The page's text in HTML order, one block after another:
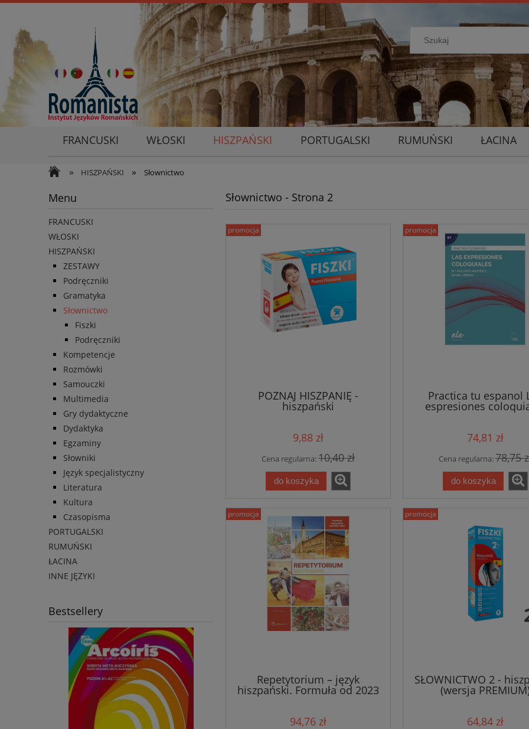
FRANCUSKI WŁOSKI HISZPAŃSKI PORTUGALSKI RUMUŃSKI ŁACINA
» HISZPAŃSKI » Słownictwo
Menu
FRANCUSKI
WŁOSKI
HISZPAŃSKI
ZESTAWY
Podręczniki
Gramatyka
Słownictwo
Fiszki
Podręczniki
Kompetencje
Rozmówki
Samouczki
Multimedia
Gry dydaktyczne
Dydaktyka
Egzaminy
Słowniki
Język specjalistyczny
Literatura
Kultura
Czasopisma
PORTUGALSKI
RUMUŃSKI
ŁACINA
INNE JĘZYKI
Bestsellery
Słownictwo - Strona 2
POZNAJ HISZPANIĘ -
hiszpański
9,88 zł
Cena regularna:10,40 zł
do koszyka
promocja
Practica tu espanol
espresiones
Edycja 2021
74,81 zł
Cena regularna:78,75
do koszyka
promocja
Repetytorium – język
hiszpański. Formuła od 2023
94,76 zł
promocja
SŁOWNICTWO 2 -
(wersja
64,84 zł
promocja